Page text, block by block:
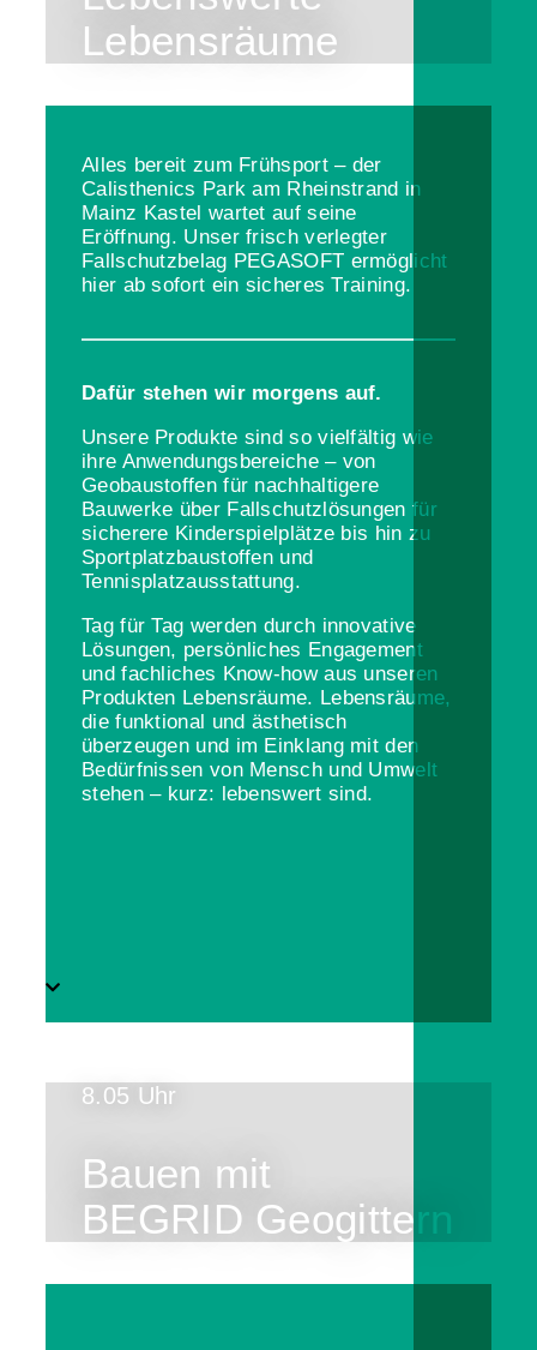
Lebensräume
Alles bereit zum Frühsport – der
Calisthenics Park am Rheinstrand in
Mainz Kastel wartet auf seine
Eröffnung. Unser frisch verlegter
Fallschutzbelag PEGASOFT ermöglicht
hier ab sofort ein sicheres Training.
Dafür stehen wir morgens auf.
Unsere Produkte sind so vielfältig wie
ihre Anwendungsbereiche – von
Geobaustoffen für nachhaltigere
Bauwerke über Fallschutzlösungen für
sicherere Kinderspielplätze bis hin zu
Sportplatzbaustoffen und
Tennisplatzausstattung.
Tag für Tag werden durch innovative
Lösungen, persönliches Engagement
und fachliches Know-how aus unseren
Produkten Lebensräume. Lebensräume,
die funktional und ästhetisch
überzeugen und im Einklang mit den
Bedürfnissen von Mensch und Umwelt
stehen – kurz: lebenswert sind.
8.05 Uhr
Bauen mit
BEGRID Geogittern